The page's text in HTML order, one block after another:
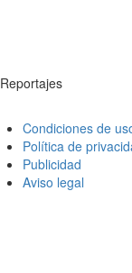
Reportajes
Condiciones de
Política de
Publicidad
Aviso legal